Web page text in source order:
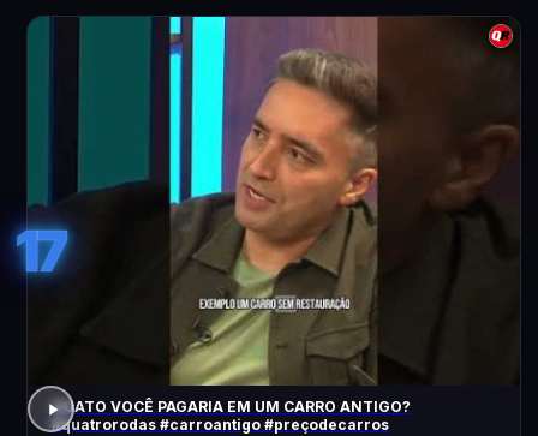
17
QUATO VOCÊ PAGARIA EM UM CARRO ANTIGO?
#quatrorodas #carroantigo #preçodecarros